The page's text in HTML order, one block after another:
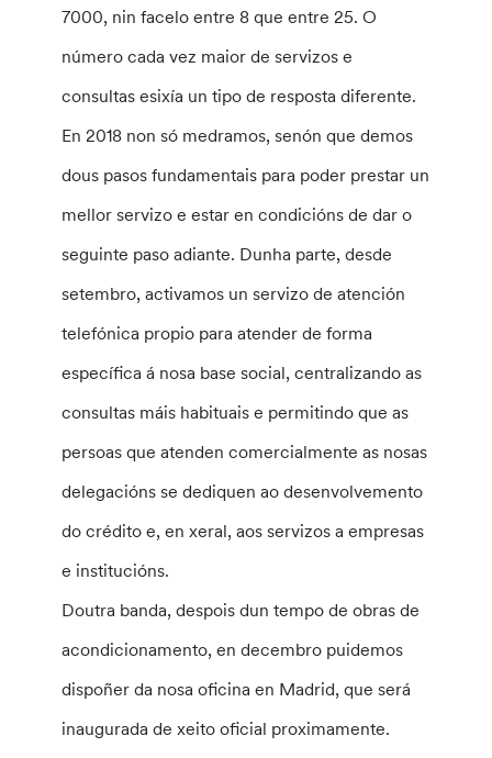
7000, nin facelo entre 8 que entre 25. O
número cada vez maior de servizos e
consultas esixía un tipo de resposta diferente.
En 2018 non só medramos, senón que demos
dous pasos fundamentais para poder prestar un
mellor servizo e estar en condicións de dar o
seguinte paso adiante. Dunha parte, desde
setembro, activamos un servizo de atención
telefónica propio para atender de forma
específica á nosa base social, centralizando as
consultas máis habituais e permitindo que as
persoas que atenden comercialmente as nosas
delegacións se dediquen ao desenvolvemento
do crédito e, en xeral, aos servizos a empresas
e institucións.
Doutra banda, despois dun tempo de obras de
acondicionamento, en decembro puidemos
dispoñer da nosa oficina en Madrid, que será
inaugurada de xeito oficial proximamente.